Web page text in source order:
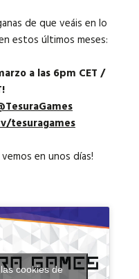
de que veáis en lo
estos últimos meses:
a las 6pm CET /
tesuragames
en unos días!
cookies de